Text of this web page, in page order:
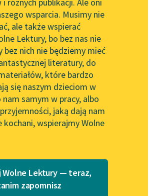
Przewodnik dla piszących i
czytających
API
OAI-PMH
Widget Wolnych Lektur
Przypisy
Katalog w formacie PDF
wsparcia. Musimy nie
ale także wspierać
Lektury, bo bez nas nie
bez nich nie będziemy mieć
literatury, do
które bardzo
się naszym dzieciom w
nam samym w pracy, albo
jaką dają nam
kochani, wspierajmy Wolne
Wolne Lektury — teraz,
zapomnisz
Historia żółtej
ciżemki
— Ach… jeszcze tyle
roboty! Kiedy będzie
koniec?
— Tego nikt nie
przewidzi. Ojciec ma
takie dni...